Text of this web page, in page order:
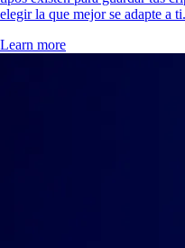
elegir la que mejor se adapte a ti.
Learn more